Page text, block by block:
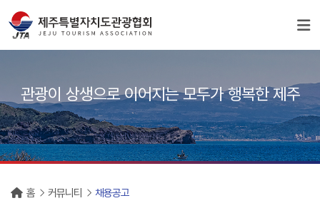
관광이 상생으로 이어지는 모두가 행복한 제주
홈 커뮤니티 채용공고